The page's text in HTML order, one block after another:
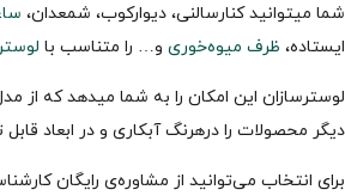
شما میتوانید کنارسالنی، دیوارکوب، شمعدان،
ایستاده، ظرف میوه‌خوری و… را متناسب با
لوسترسازان این امکان را به شما میدهد که از
دیگر محصولات را درهرنگ آبکاری و در ابعاد قابل
برای انتخاب می‌توانید از مشاوره‌ی رایگان